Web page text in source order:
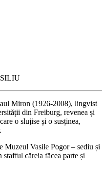
Miron (1926-2008), lingvist
din Freiburg, revenea și
o slujise și o susținea,
Muzeul Vasile Pogor – sediu și
căreia făcea parte și